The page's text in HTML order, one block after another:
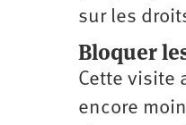
sur les
Bloquer
Cette visite
encore